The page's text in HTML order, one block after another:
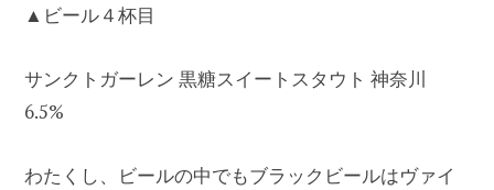
▲ビール４杯目
サンクトガーレン 黒糖スイートスタウト 神奈川
6.5%
わたくし、ビールの中でもブラックビールはヴァイ